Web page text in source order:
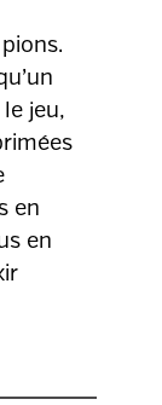
jeu,
en
en